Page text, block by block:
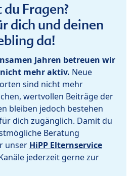
du Fragen?
dich und deinen
da!
Jahren betreuen wir
mehr aktiv. Neue
sind nicht mehr
wertvollen Beiträge der
bleiben jedoch bestehen
dich zugänglich. Damit du
Beratung
unser HiPP Elternservice
jederzeit gerne zur